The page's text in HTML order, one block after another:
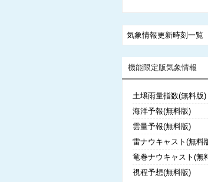
気象情報更新時刻一覧
機能限定版気象情報
土壌雨量指数(無料版)
海洋予報(無料版)
雲量予報(無料版)
雷ナウキャスト(無料
竜巻ナウキャスト(無
視程予想(無料版)